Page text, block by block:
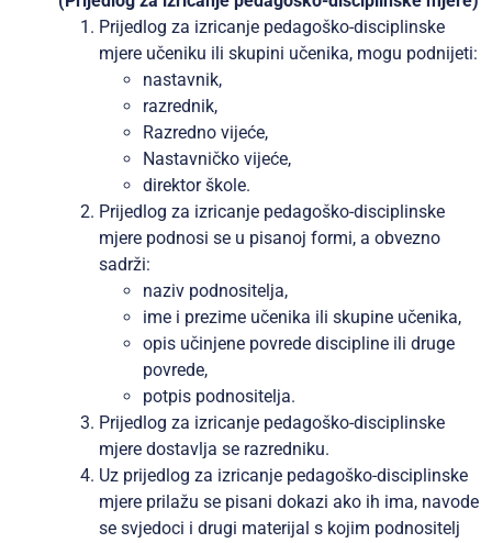
Prijedlog za izricanje pedagoško-disciplinske
mjere učeniku ili skupini učenika, mogu podnijeti:
nastavnik,
razrednik,
Razredno vijeće,
Nastavničko vijeće,
direktor škole.
Prijedlog za izricanje pedagoško-disciplinske
mjere podnosi se u pisanoj formi, a obvezno
sadrži:
naziv podnositelja,
ime i prezime učenika ili skupine učenika,
opis učinjene povrede discipline ili druge
povrede,
potpis podnositelja.
Prijedlog za izricanje pedagoško-disciplinske
mjere dostavlja se razredniku.
Uz prijedlog za izricanje pedagoško-disciplinske
mjere prilažu se pisani dokazi ako ih ima, navode
se svjedoci i drugi materijal s kojim podnositelj